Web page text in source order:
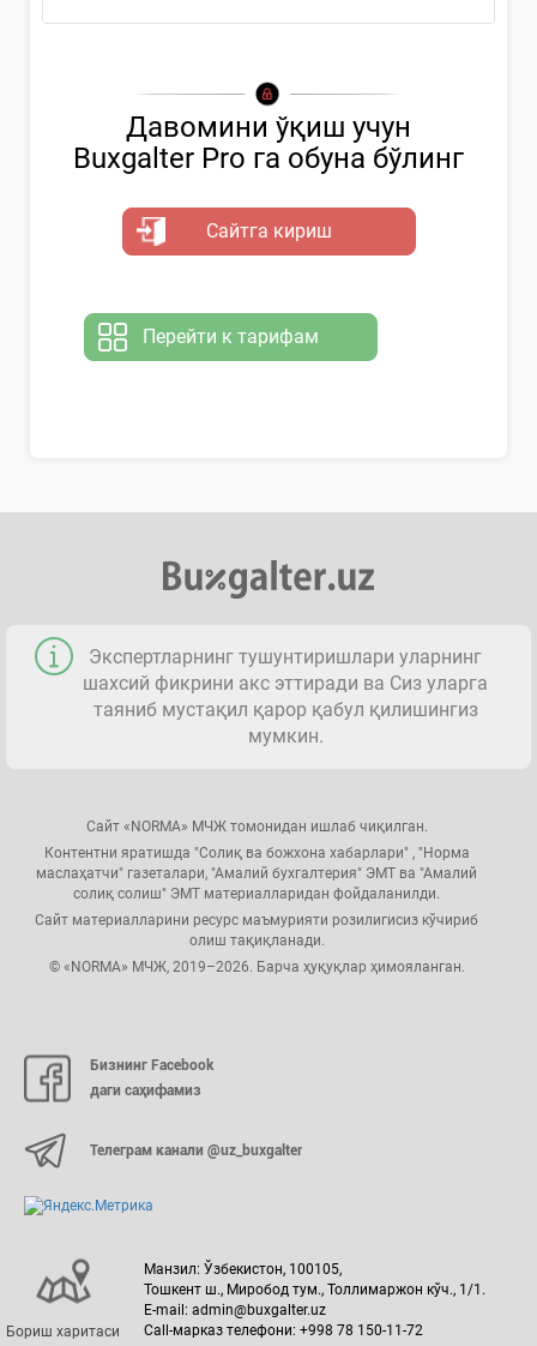
Давомини ўқиш учун
Buxgalter Pro га обуна бўлинг
Сайтга кириш
Перейти к тарифам
Экспертларнинг тушунтиришлари уларнинг
шахсий фикрини акс эттиради ва Сиз уларга
таяниб мустақил қарор қабул қилишингиз
мумкин.
Сайт «NORMA» МЧЖ томонидан ишлаб чиқилган.
Контентни яратишда "Солиқ ва божхона хабарлари" , "Норма
маслаҳатчи" газеталари, "Амалий бухгалтерия" ЭМТ ва "Амалий
солиқ солиш" ЭМТ материалларидан фойдаланилди.
Сайт материалларини ресурс маъмурияти розилигисиз кўчириб
олиш тақиқланади.
© «NORMA» МЧЖ, 2019–2026. Барча ҳуқуқлар ҳимояланган.
Бизнинг Facebook
даги саҳифамиз
Телеграм канали @uz_buxgalter
Бориш харитаси
Манзил: Ўзбекистон, 100105,
Тошкент ш., Миробод тум., Толлимаржон кўч., 1/1.
E-mail: admin@buxgalter.uz
Call-марказ телефони: +998 78 150-11-72